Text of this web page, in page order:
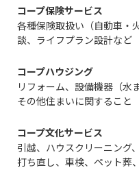
コープ保険サービス
各種保険取扱い（自動車・
談、ライフプラン設計など
コープハウジング
リフォーム、設備機器（水
その他住まいに関すること
コープ文化サービス
引越、ハウスクリーニング
打ち直し、車検、ペット葬